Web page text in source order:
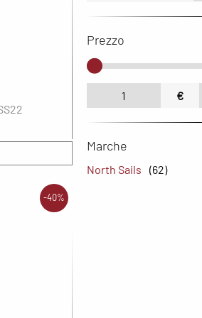
-40%
Prezzo
€
Marche
North Sails (62)